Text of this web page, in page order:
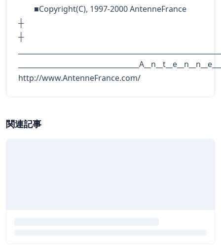
■Copyright(C), 1997-2000 AntenneFrance
┼
http://www.AntenneFrance.com/
関連記事